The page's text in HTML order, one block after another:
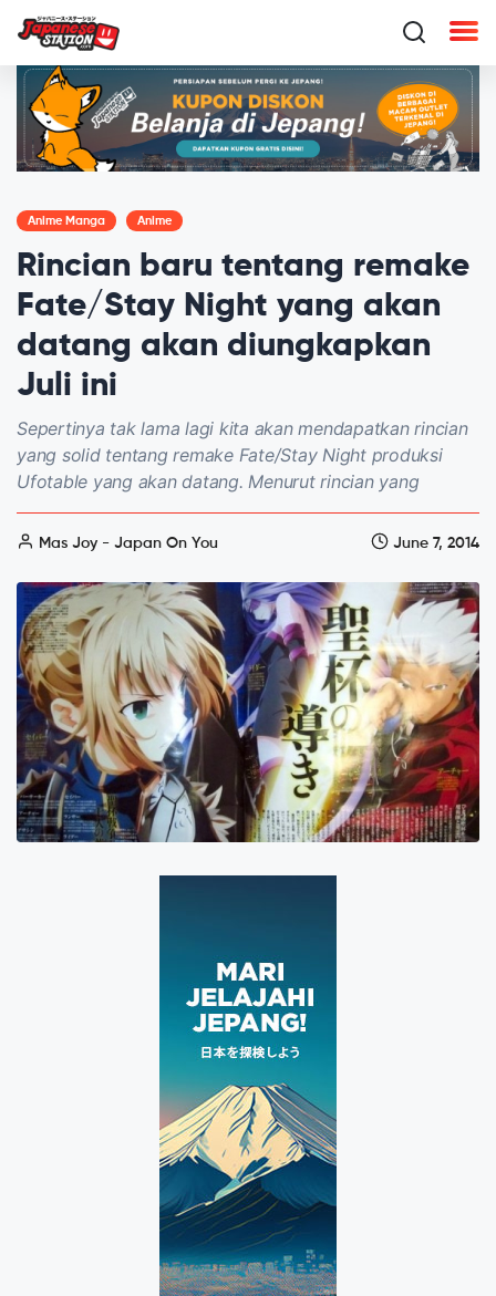
Anime Manga Anime
Rincian baru tentang remake
Fate/Stay Night yang akan
datang akan diungkapkan
Juli ini
Sepertinya tak lama lagi kita akan mendapatkan rincian
yang solid tentang remake Fate/Stay Night produksi
Ufotable yang akan datang. Menurut rincian yang
Mas Joy - Japan On You June 7, 2014